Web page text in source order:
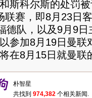
科尔斯的处罚被
联赛，即8月23日
德队，以及9月9
参加8月19日曼
8月15日就曼联
共找到 974,382 个相关新闻.